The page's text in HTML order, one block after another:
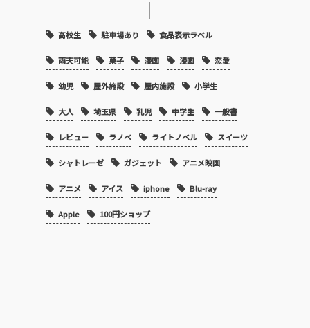
高校生 駐車場あり 食品表示ラベル
雨天可能 菓子 漫画 漫画 恋愛
幼児 屋外施設 屋内施設 小学生
大人 埼玉県 乳児 中学生 一般書
レビュー ラノベ ライトノベル スイーツ
シャトレーゼ ガジェット アニメ映画
アニメ アイス iphone Blu-ray
Apple 100円ショップ